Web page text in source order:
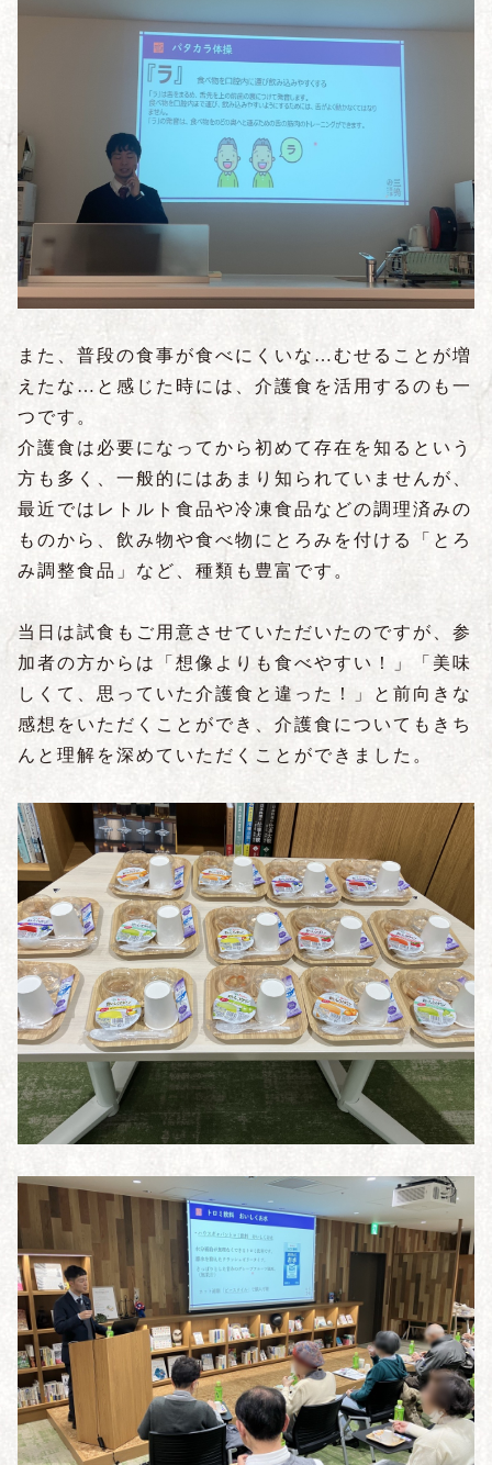
また、普段の食事が食べにくいな…むせることが増
えたな…と感じた時には、介護食を活用するのも一
つです。
介護食は必要になってから初めて存在を知るという
方も多く、一般的にはあまり知られていませんが、
最近ではレトルト食品や冷凍食品などの調理済みの
ものから、飲み物や食べ物にとろみを付ける「とろ
み調整食品」など、種類も豊富です。
当日は試食もご用意させていただいたのですが、参
加者の方からは「想像よりも食べやすい！」「美味
しくて、思っていた介護食と違った！」と前向きな
感想をいただくことができ、介護食についてもきち
んと理解を深めていただくことができました。